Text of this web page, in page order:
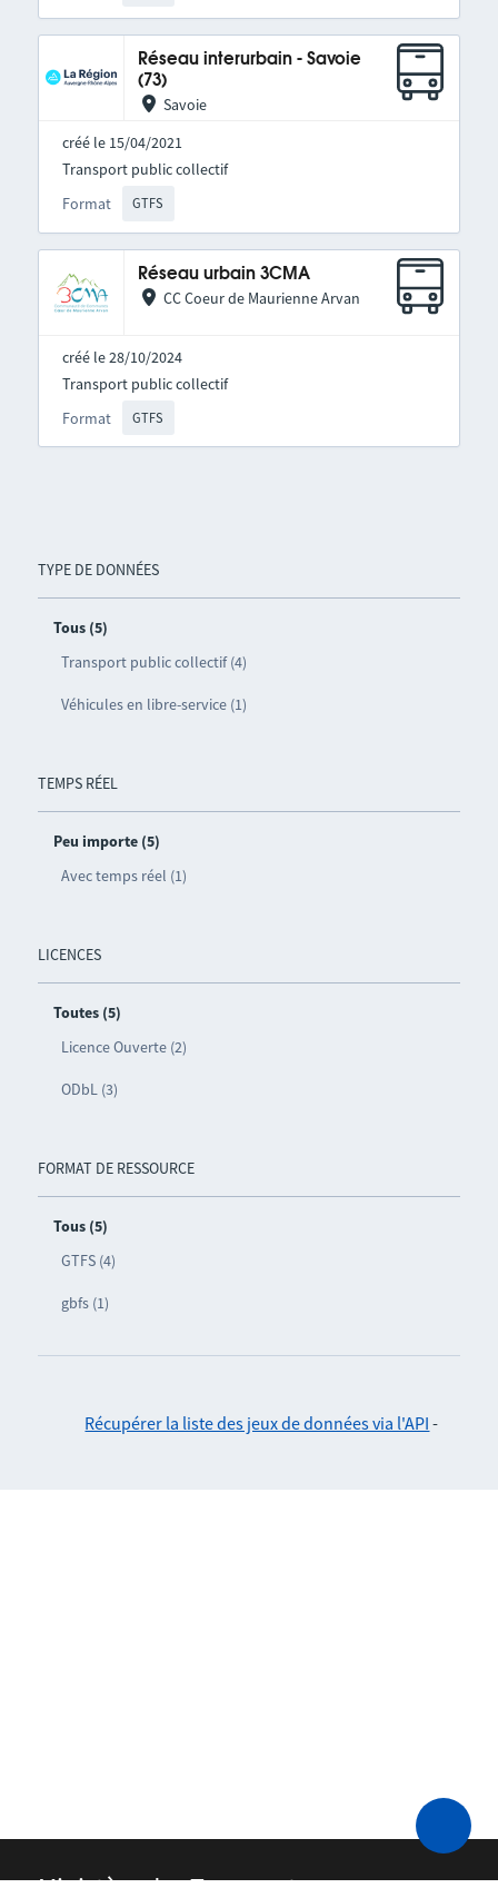
TYPE DE DONNÉES
Tous (5)
Transport public collectif (4)
Véhicules en libre-service (1)
TEMPS RÉEL
Peu importe (5)
Avec temps réel (1)
LICENCES
Toutes (5)
Licence Ouverte (2)
ODbL (3)
FORMAT DE RESSOURCE
Tous (5)
GTFS (4)
gbfs (1)
Réseau interurbain - Savoie
(73)
Savoie
créé le 15/04/2021
Format GTFS
Transport public collectif
Réseau urbain 3CMA
CC Coeur de Maurienne Arvan
créé le 28/10/2024
Format GTFS
Transport public collectif
Récupérer la liste des jeux de données via l'API -